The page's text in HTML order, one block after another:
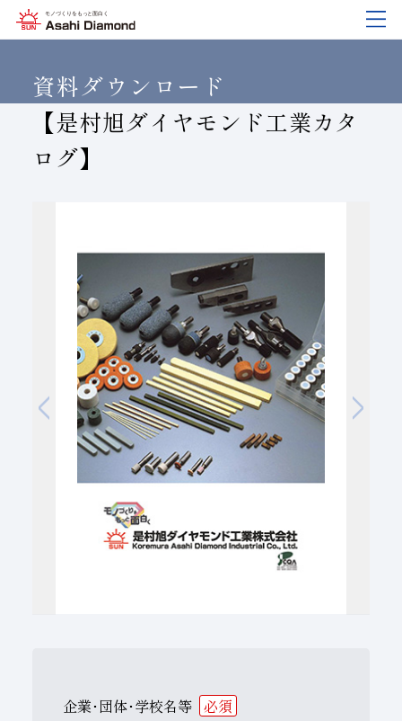
企業情報
企業情報
活動拠点
ダイヤの輪
会社概要
役員紹介
マルチステークホルダー
製品紹介
製品紹介
加工方法から探す
ワークから探す
製品検索
技術情報
技術情報
トラブルシューティング
ご使用上の注意
各製品の安全な取扱いについて
研究開発
研究開発
イノベーションストーリー
サステナビリティ
サステナビリティ
マテリアリティ
リスクマネジメント（BCM）
品質への取り組み
環境への取り組み
人材育成
サステナビリティブックレット
IR情報
IR情報
財務ハイライト
メッセージ
IRカレンダー
ディスクロージャーポリシー
資料ダウンロード
【是村旭ダイヤモンド工業カタ
ログ】
企業･団体･学校名等 必須